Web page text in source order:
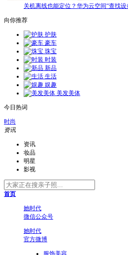
关机离线也能定位？华为云空间“查找设
向你推荐
护肤
豪车
珠宝
时装
新品
生活
娱趣
美发美体
今日热词
时尚
资讯
资讯
妆品
明星
影视
首页
她时代
微信公众号
她时代
官方微博
服饰美容